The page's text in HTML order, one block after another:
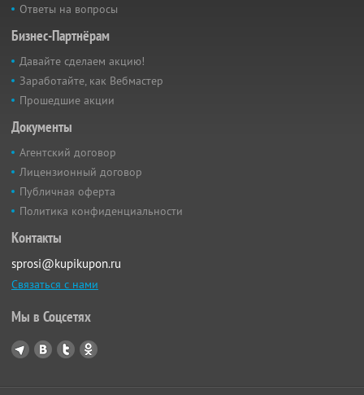
Ответы на вопросы
Бизнес-Партнёрам
Давайте сделаем акцию!
Заработайте, как Вебмастер
Прошедшие акции
Документы
Агентский договор
Лицензионный договор
Публичная оферта
Политика конфиденциальности
Контакты
sprosi@kupikupon.ru
Связаться с нами
Мы в Соцсетях